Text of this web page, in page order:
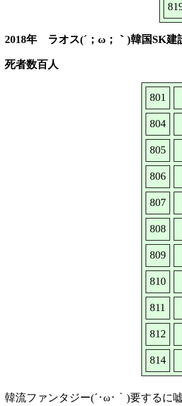
2018年 ラオス(´；ω；｀)韓国SK建
死者数百人
801
804
805
806
807
808
809
810
811
812
814
韓流ファンタジー(´･ω･｀)要するに